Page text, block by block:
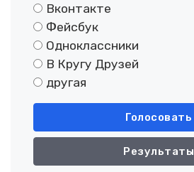
Вконтакте
Фейсбук
Одноклассники
В Кругу Друзей
другая
Голосовать
Результаты